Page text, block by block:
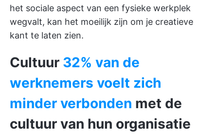
het sociale aspect van een fysieke werkplek
wegvalt, kan het moeilijk zijn om je creatieve
kant te laten zien.
Cultuur 32% van de
werknemers voelt zich
minder verbonden met de
cultuur van hun organisatie